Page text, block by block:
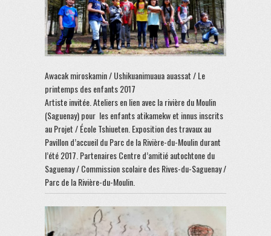
Awacak miroskamin / Ushikuanimuaua auassat / Le
printemps des enfants 2017
Artiste invitée. Ateliers en lien avec la rivière du Moulin
(Saguenay) pour les enfants atikamekw et innus inscrits
au Projet / École Tshiueten. Exposition des travaux au
Pavillon d’accueil du Parc de la Rivière-du-Moulin durant
l’été 2017. Partenaires Centre d’amitié autochtone du
Saguenay / Commission scolaire des Rives-du-Saguenay /
Parc de la Rivière-du-Moulin.